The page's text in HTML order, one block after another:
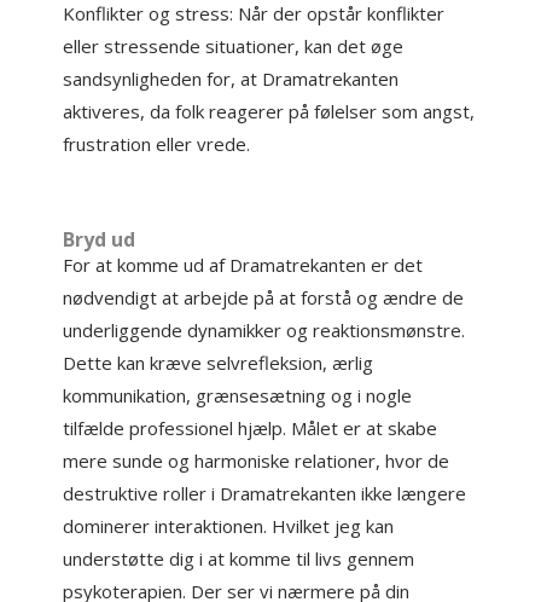
Konflikter og stress: Når der opstår konflikter
eller stressende situationer, kan det øge
sandsynligheden for, at Dramatrekanten
aktiveres, da folk reagerer på følelser som angst,
frustration eller vrede.
Bryd ud
For at komme ud af Dramatrekanten er det
nødvendigt at arbejde på at forstå og ændre de
underliggende dynamikker og reaktionsmønstre.
Dette kan kræve selvrefleksion, ærlig
kommunikation, grænsesætning og i nogle
tilfælde professionel hjælp. Målet er at skabe
mere sunde og harmoniske relationer, hvor de
destruktive roller i Dramatrekanten ikke længere
dominerer interaktionen. Hvilket jeg kan
understøtte dig i at komme til livs gennem
psykoterapien. Der ser vi nærmere på din